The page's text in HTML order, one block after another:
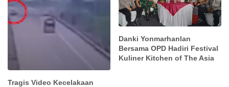
Tragis Video Kecelakaan
Danki Yonmarhanlan
Bersama OPD Hadiri Festival
Kuliner Kitchen of The Asia